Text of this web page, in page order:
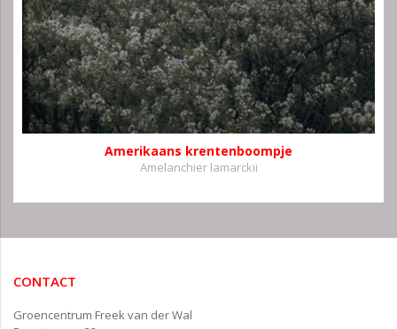
Amerikaans krentenboompje
Amelanchier lamarckii
CONTACT
Groencentrum Freek van der Wal